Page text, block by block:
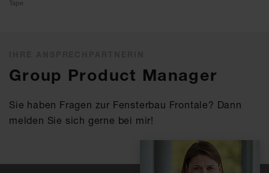
Tape
Group Product Manager
Sie haben Fragen zur Fensterbau Frontale? Dann
melden Sie sich gerne bei mir!